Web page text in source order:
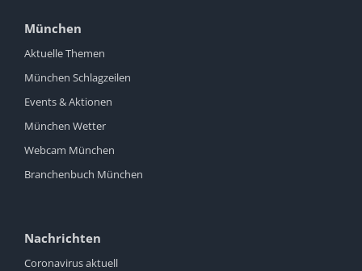
München
Aktuelle Themen
München Schlagzeilen
Events & Aktionen
München Wetter
Webcam München
Branchenbuch München
Nachrichten
Coronavirus aktuell